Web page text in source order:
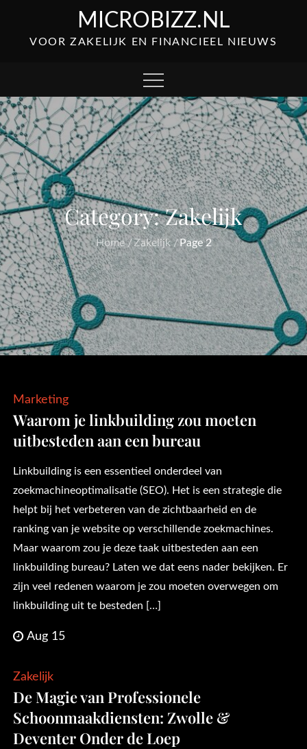
content
MICROBIZZ.NL
VOOR ZAKELIJK EN FINANCIEEL NIEUWS
Category:Zakelijk
Home Zakelijk Page 2
Marketing
Waarom je linkbuilding zou moeten
uitbesteden aan een bureau
Linkbuilding is een essentieel onderdeel van
zoekmachineoptimalisatie (SEO). Het is een strategie die
helpt bij het verbeteren van de zichtbaarheid en de
ranking van je website op verschillende zoekmachines.
Maar waarom zou je deze taak uitbesteden aan een
linkbuilding bureau? Laten we dat eens nader bekijken. Er
zijn veel redenen waarom je zou moeten overwegen om
linkbuilding uit te besteden […]
Aug 15
Zakelijk
De Magie van Professionele
Schoonmaakdiensten: Zwolle &
Deventer Onder de Loep